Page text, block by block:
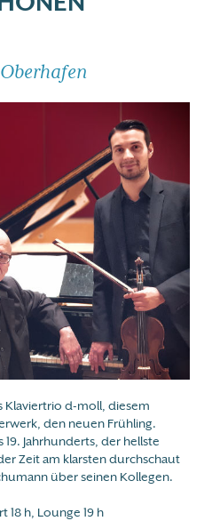
Klaviertrio d-moll, diesem
den neuen Frühling.
Jahrhunderts, der hellste
Zeit am klarsten durchschaut
über seinen Kollegen.
18 h, Lounge 19 h